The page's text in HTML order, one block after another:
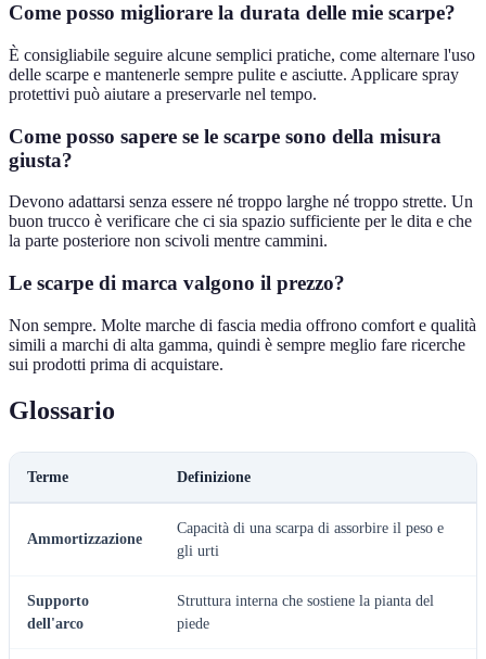
Come posso migliorare la durata delle mie scarpe?
È consigliabile seguire alcune semplici pratiche, come alternare l'uso
delle scarpe e mantenerle sempre pulite e asciutte. Applicare spray
protettivi può aiutare a preservarle nel tempo.
Come posso sapere se le scarpe sono della misura
giusta?
Devono adattarsi senza essere né troppo larghe né troppo strette. Un
buon trucco è verificare che ci sia spazio sufficiente per le dita e che
la parte posteriore non scivoli mentre cammini.
Le scarpe di marca valgono il prezzo?
Non sempre. Molte marche di fascia media offrono comfort e qualità
simili a marchi di alta gamma, quindi è sempre meglio fare ricerche
sui prodotti prima di acquistare.
Glossario
Terme Definizione
Ammortizzazione
Capacità di una scarpa di assorbire il peso e
gli urti
Supporto
dell'arco
Struttura interna che sostiene la pianta del
piede